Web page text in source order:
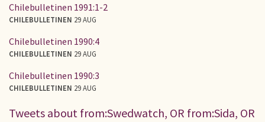
Chilebulletinen 1991:1-2
CHILEBULLETINEN 29 AUG
Chilebulletinen 1990:4
CHILEBULLETINEN 29 AUG
Chilebulletinen 1990:3
CHILEBULLETINEN 29 AUG
Tweets about from:Swedwatch, OR from:Sida, OR